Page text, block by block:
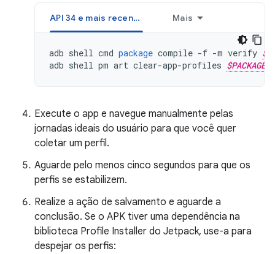
API 34 e mais recentes Mais
adb shell cmd package compile -f -m verify
adb shell pm art clear-app-profiles
Execute o app e navegue manualmente pelas
jornadas ideais do usuário para que você quer
coletar um perfil.
Aguarde pelo menos cinco segundos para que os
perfis se estabilizem.
Realize a ação de salvamento e aguarde a
conclusão. Se o APK tiver uma dependência na
biblioteca Profile Installer do Jetpack, use-a para
despejar os perfis: